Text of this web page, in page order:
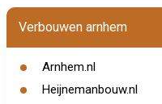
Verbouwen arnhem
Arnhem.nl
Heijnemanbouw.nl